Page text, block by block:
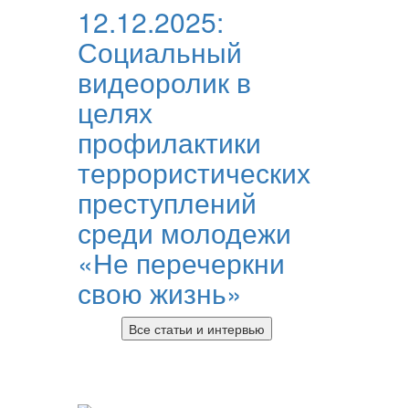
12.12.2025:
Социальный
видеоролик в
целях
профилактики
террористических
преступлений
среди молодежи
«Не перечеркни
свою жизнь»
Все статьи и интервью